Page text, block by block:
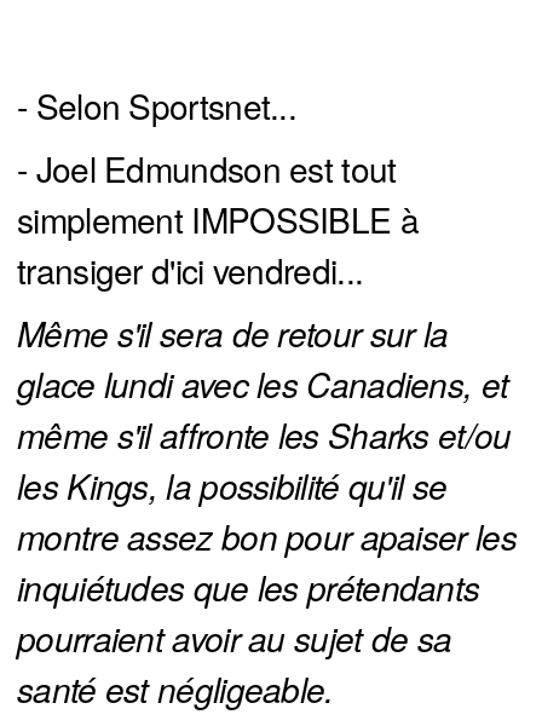
- Selon Sportsnet...
- Joel Edmundson est tout
simplement IMPOSSIBLE à
transiger d'ici vendredi...
Même s'il sera de retour sur la
glace lundi avec les Canadiens, et
même s'il affronte les Sharks et/ou
les Kings, la possibilité qu'il se
montre assez bon pour apaiser les
inquiétudes que les prétendants
pourraient avoir au sujet de sa
santé est négligeable.